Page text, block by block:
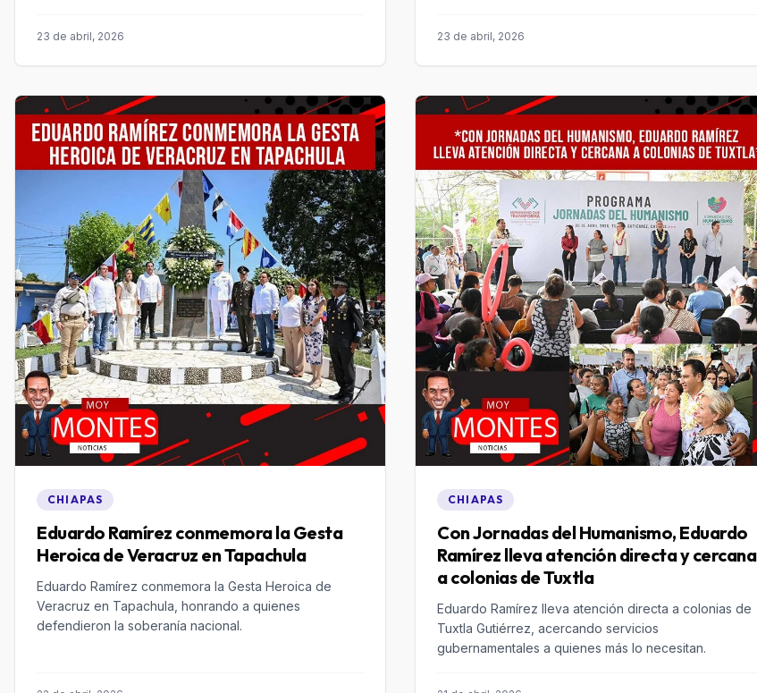
23 de abril, 2026 23 de abril, 2026
CHIAPAS
Eduardo Ramírez conmemora la Gesta
Eduardo Ramírez conmemora la Gesta Heroica de
Veracruz en Tapachula, honrando a quienes
defendieron la soberanía nacional.
CHIAPAS
Con Jornadas del Humanismo, Eduardo
Ramírez lleva atención directa y cercana
a colonias de Tuxtla
Eduardo Ramírez lleva atención directa a colonias de
Tuxtla Gutiérrez, acercando servicios
gubernamentales a quienes más lo necesitan.